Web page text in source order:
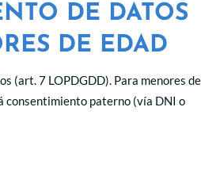
DE DATOS
DE EDAD
(art. 7 LOPDGDD). Para menores de
consentimiento paterno (vía DNI o